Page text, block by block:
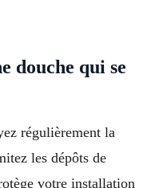
douche qui se
régulièrement la
les dépôts de
votre installation